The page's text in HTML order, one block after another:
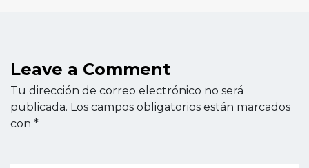
Leave a Comment
Tu dirección de correo electrónico no será
publicada. Los campos obligatorios están marcados
con *